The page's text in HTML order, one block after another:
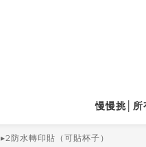
慢慢挑│所
▸2防水轉印貼（可貼杯子）